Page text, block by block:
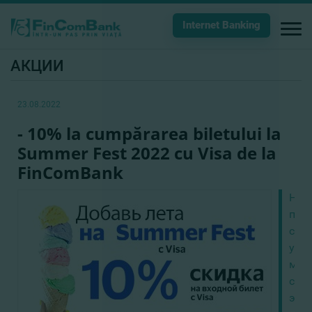
Internet Banking
АКЦИИ
23.08.2022
- 10% la cumpărarea biletului la
Summer Fest 2022 cu Visa de la
FinComBank
Не